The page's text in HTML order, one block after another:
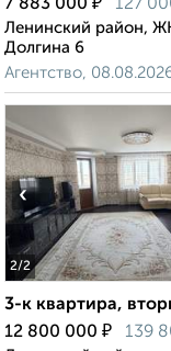
7 883 000
127
Ленинский район,
Долгина 6
Агентство,
2/2
‹
3-к квартира,
12 800 000 ₽ 139